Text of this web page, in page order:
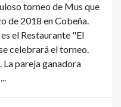
torneo de Mus que
de 2018 en Cobeña.
el Restaurante "El
celebrará el torneo.
La pareja ganadora